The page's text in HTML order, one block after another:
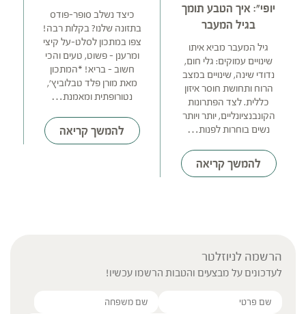
יופי": איך הטבע תומך
בגיל המעבר
גיל המעבר מביא איתו
שינויים עמוקים: גלי חום,
נדודי שינה, שינויים במצב
הרוח ותחושת חוסר איזון
כללית. לצד הפתרונות
הקונבנציונליים, יותר ויותר
נשים בוחרות לפנות…
להמשך קריאה
כיצד נשלב סופר-פודס
בתזונה שלנו? בקלות רבה!
צפו במתכון לסלט-על קיצי
ומרענן – פשוט, טעים והכי
חשוב – בריא! *המתכון
מאת מורן פלד טבלוביץ',
נטורופתית ומאמנת…
להמשך קריאה
הרשמה לניוזלטר
לעדכונים על מבצעים והטבות הרשמו עכשיו!